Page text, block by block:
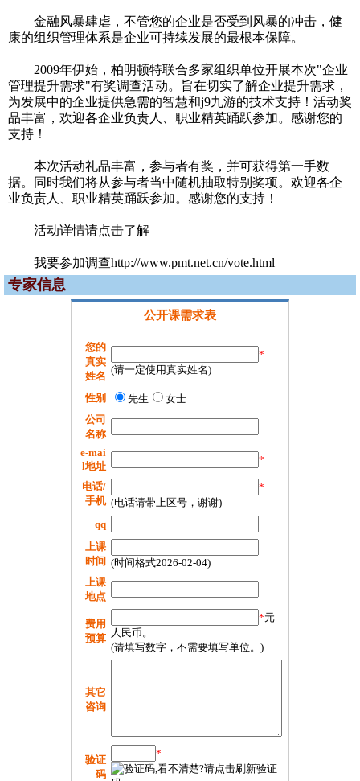
金融风暴肆虐，不管您的企业是否受到风暴的冲击，健
康的组织管理体系是企业可持续发展的最根本保障。
2009年伊始，柏明顿特联合多家组织单位开展本次"企业
管理提升需求"有奖调查活动。旨在切实了解企业提升需求，
为发展中的企业提供急需的智慧和j9九游的技术支持！活动奖
品丰富，欢迎各企业负责人、职业精英踊跃参加。感谢您的
支持！
本次活动礼品丰富，参与者有奖，并可获得第一手数
据。同时我们将从参与者当中随机抽取特别奖项。欢迎各企
业负责人、职业精英踊跃参加。感谢您的支持！
活动详情请点击了解
我要参加调查http://www.pmt.net.cn/vote.html
专家信息
公开课需求表
您的
真实
姓名
*
(请一定使用真实姓名)
性别 先生
女士
公司
名称
e-mai
l地址
*
电话/
手机
*
(电话请带上区号，谢谢)
qq
上课
时间 (时间格式2026-02-04)
上课
地点
费用
预算
*元
人民币。
(请填写数字，不需要填写单位。)
其它
咨询
验证
码
*